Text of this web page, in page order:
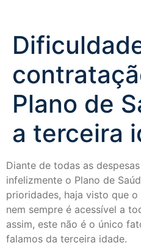
Plano de
a terceira
Diante de todas as
infelizmente o Plano de
prioridades, haja visto que
nem sempre é acessível a
assim, este não é o único
falamos da terceira idade.